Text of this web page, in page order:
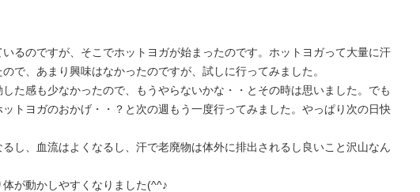
るのですが、そこでホットヨガが始まったのです。ホットヨガって大量に汗
で、あまり興味はなかったのですが、試しに行ってみました。
た感も少なかったので、もうやらないかな・・とその時は思いました。でも
トヨガのおかげ・・？と次の週もう一度行ってみました。やっぱり次の日快
し、血流はよくなるし、汗で老廃物は体外に排出されるし良いこと沢山なん
が動かしやすくなりました(^^♪